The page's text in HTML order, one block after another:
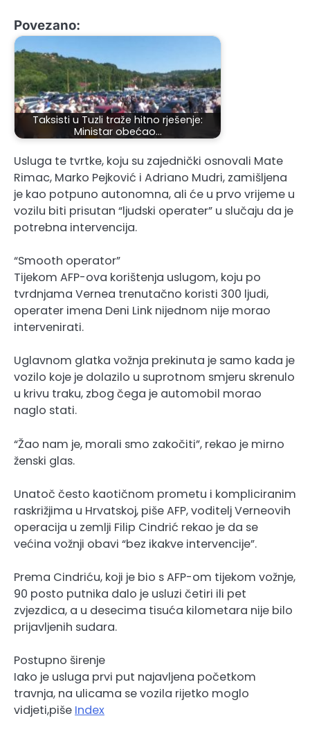
Povezano:
Taksisti u Tuzli traže hitno rješenje:
Ministar obećao…
Usluga te tvrtke, koju su zajednički osnovali Mate
Rimac, Marko Pejković i Adriano Mudri, zamišljena
je kao potpuno autonomna, ali će u prvo vrijeme u
vozilu biti prisutan “ljudski operater” u slučaju da je
potrebna intervencija.
“Smooth operator”
Tijekom AFP-ova korištenja uslugom, koju po
tvrdnjama Vernea trenutačno koristi 300 ljudi,
operater imena Deni Link nijednom nije morao
intervenirati.
Uglavnom glatka vožnja prekinuta je samo kada je
vozilo koje je dolazilo u suprotnom smjeru skrenulo
u krivu traku, zbog čega je automobil morao
naglo stati.
“Žao nam je, morali smo zakočiti”, rekao je mirno
ženski glas.
Unatoč često kaotičnom prometu i kompliciranim
raskrižjima u Hrvatskoj, piše AFP, voditelj Verneovih
operacija u zemlji Filip Cindrić rekao je da se
većina vožnji obavi “bez ikakve intervencije”.
Prema Cindriću, koji je bio s AFP-om tijekom vožnje,
90 posto putnika dalo je usluzi četiri ili pet
zvjezdica, a u desecima tisuća kilometara nije bilo
prijavljenih sudara.
Postupno širenje
Iako je usluga prvi put najavljena početkom
travnja, na ulicama se vozila rijetko moglo
vidjeti,piše Index